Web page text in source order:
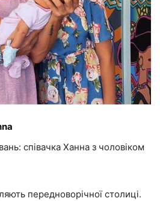
співачка Ханна з чоловіком
передноворічної столиці.